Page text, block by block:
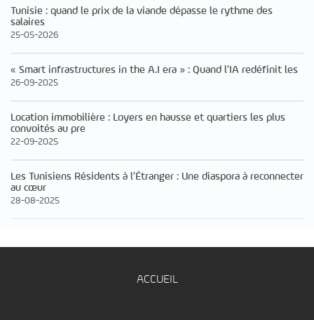
Tunisie : quand le prix de la viande dépasse le rythme des
salaires
25-05-2026
« Smart infrastructures in the A.I era » : Quand l’IA redéfinit les
26-09-2025
Location immobilière : Loyers en hausse et quartiers les plus
convoités au pre
22-09-2025
Les Tunisiens Résidents à l’Étranger : Une diaspora à reconnecter
au cœur
28-08-2025
ACCUEIL